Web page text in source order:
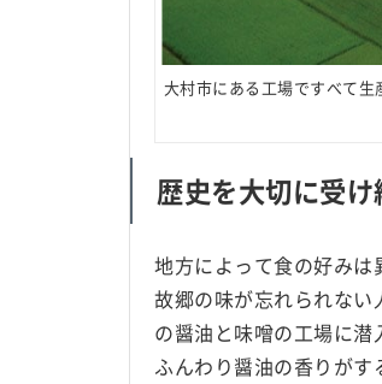
大村市にある工場ですべて
歴史を大切に受
地方によって食の好みは
故郷の味が忘れられない
の醤油と味噌の工場に潜
ふんわり醤油の香りが